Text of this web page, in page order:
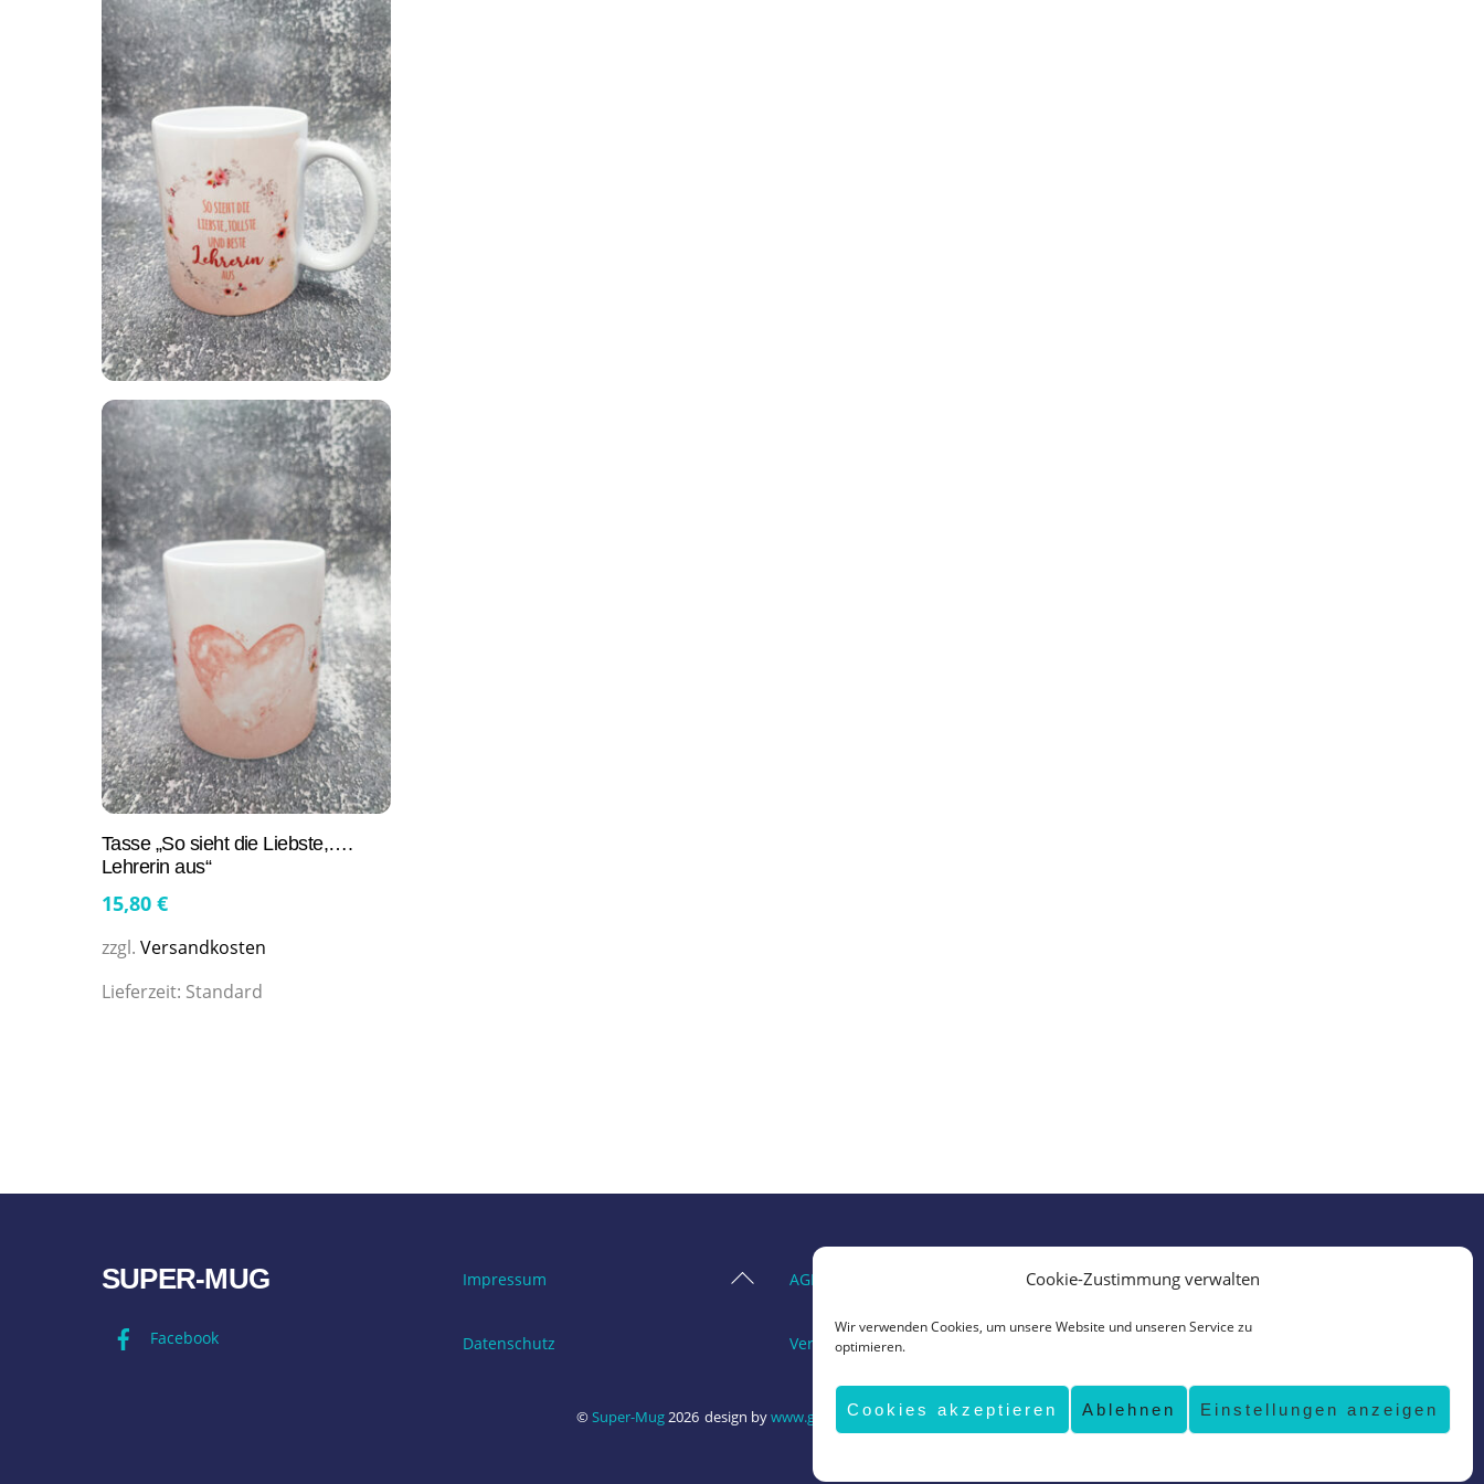
Cookie-Zustimmung verwalten
Wir verwenden Cookies, um unsere Website und unseren Service zu
optimieren.
Cookies akzeptieren Ablehnen Einstellungen anzeigen
Tasse „So sieht die Liebste,….
Lehrerin aus“
15,80 €
zzgl. Versandkosten
Lieferzeit: Standard
Back
SUPER-MUG
Facebook
Impressum
Datenschutz
AGB
Vertrag widerrufen
©Super-Mug2026 design bywww.grafik-ewald.de